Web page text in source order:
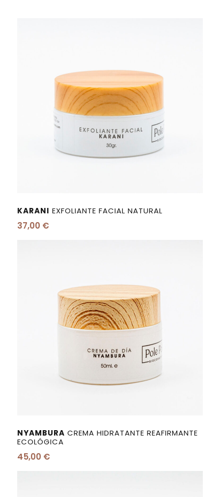
KARANI EXFOLIANTE FACIAL NATURAL
37,00 €
NYAMBURA CREMA HIDRATANTE REAFIRMANTE
ECOLÓGICA
45,00 €